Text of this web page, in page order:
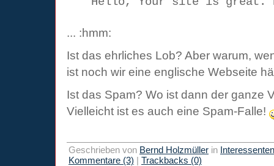
... :hmm:
Ist das ehrliches Lob? Aber warum,
ist noch wir eine englische Webseite
Ist das Spam? Wo ist dann der ganze
Vielleicht ist es auch eine Spam-Falle!
Geschrieben von Bernd Holzmüller in
Kommentare (3) | Trackbacks (0)